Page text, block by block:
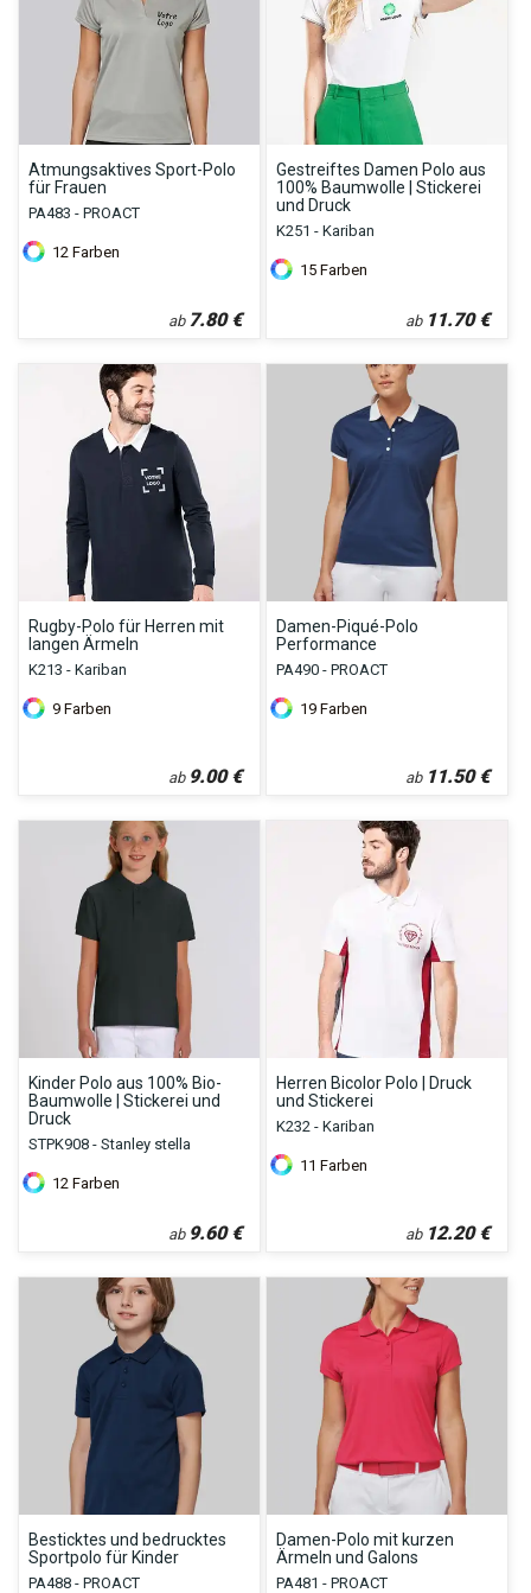
Atmungsaktives Sport-Polo
für Frauen
PA483 - PROACT
12 Farben
ab 7.80€
Gestreiftes Damen Polo aus
100% Baumwolle | Stickerei
und Druck
K251 - Kariban
15 Farben
ab 11.70€
Rugby-Polo für Herren mit
langen Ärmeln
K213 - Kariban
9 Farben
ab 9.00€
Damen-Piqué-Polo
Performance
PA490 - PROACT
19 Farben
ab 11.50€
Kinder Polo aus 100% Bio-
Baumwolle | Stickerei und
Druck
STPK908 - Stanley stella
12 Farben
ab 9.60€
Herren Bicolor Polo | Druck
und Stickerei
K232 - Kariban
11 Farben
ab 12.20€
Besticktes und bedrucktes
Sportpolo für Kinder
PA488 - PROACT
Damen-Polo mit kurzen
Ärmeln und Galons
PA481 - PROACT